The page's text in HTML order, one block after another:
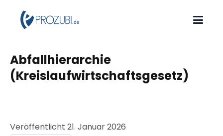
Abfallhierarchie
(Kreislaufwirtschaftsgesetz)
Veröffentlicht 21. Januar 2026